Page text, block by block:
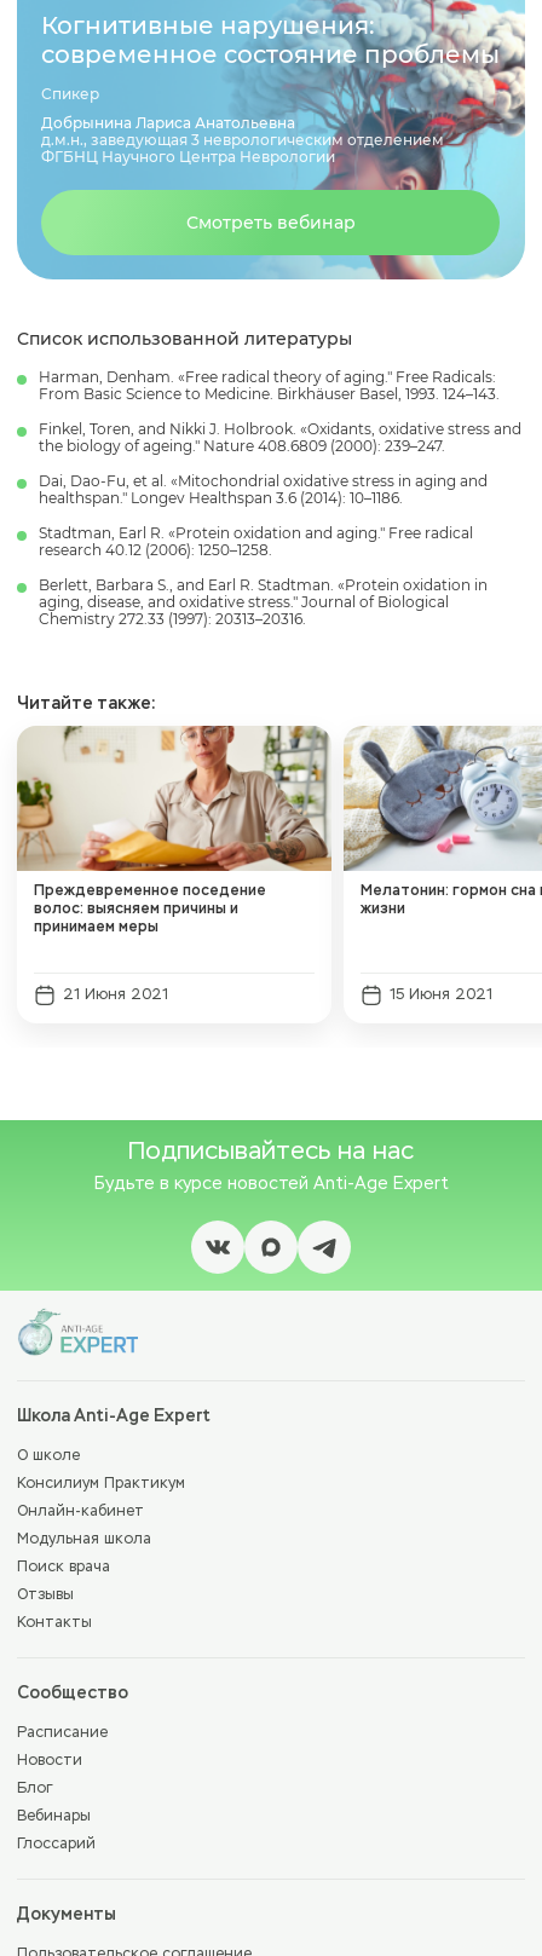
Когнитивные нарушения:
современное состояние проблемы
Спикер
Добрынина Лариса Анатольевна
д.м.н., заведующая 3 неврологическим отделением
ФГБНЦ Научного Центра Неврологии
Смотреть вебинар
Список использованной литературы
Harman, Denham. «Free radical theory of aging." Free Radicals:
From Basic Science to Medicine. Birkhäuser Basel, 1993. 124–143.
Finkel, Toren, and Nikki J. Holbrook. «Oxidants, oxidative stress and
the biology of ageing." Nature 408.6809 (2000): 239–247.
Dai, Dao-Fu, et al. «Mitochondrial oxidative stress in aging and
healthspan." Longev Healthspan 3.6 (2014): 10–1186.
Stadtman, Earl R. «Protein oxidation and aging." Free radical
research 40.12 (2006): 1250–1258.
Berlett, Barbara S., and Earl R. Stadtman. «Protein oxidation in
aging, disease, and oxidative stress." Journal of Biological
Chemistry 272.33 (1997): 20313–20316.
Читайте также:
Преждевременное поседение
волос: выясняем причины и
принимаем меры
21 Июня 2021
Мелатонин: гормон сна
жизни
15 Июня 2021
Подписывайтесь на нас
Будьте в курсе новостей Anti-Age Expert
Школа Anti-Age Expert
О школе
Консилиум Практикум
Онлайн-кабинет
Модульная школа
Поиск врача
Отзывы
Контакты
Сообщество
Расписание
Новости
Блог
Вебинары
Глоссарий
Документы